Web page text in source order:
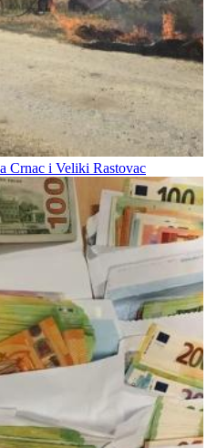
Crnac i Veliki Rastovac